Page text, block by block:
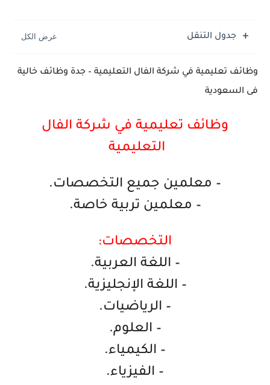
جدول التنقل
وظائف تعليمية في شركة الفال التعليمية – جدة وظائف خالية
فى السعودية
وظائف تعليمية في شركة الفال
التعليمية
– معلمين جميع التخصصات.
– معلمين تربية خاصة.
التخصصات:
– اللغة العربية.
– اللغة الإنجليزية.
– الرياضيات.
– العلوم.
– الكيمياء.
– الفيزياء.